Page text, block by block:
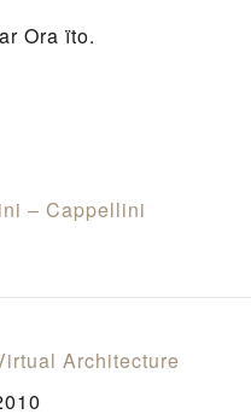
Ora ïto.
– Cappellini
Architecture